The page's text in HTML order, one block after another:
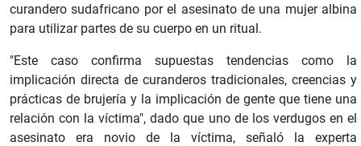
curandero sudafricano por el asesinato de una mujer albina
para utilizar partes de su cuerpo en un ritual.
"Este caso confirma supuestas tendencias como la
implicación directa de curanderos tradicionales, creencias y
prácticas de brujería y la implicación de gente que tiene una
relación con la víctima", dado que uno de los verdugos en el
asesinato era novio de la víctima, señaló la experta